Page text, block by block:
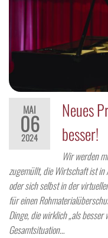
MAI
06
2024
Neues
besser!
Wir werden
zugemüllt, die Wirtschaft ist in
oder sich selbst in der
für einen
Dinge, die wirklich „als
Gesamtsituation…